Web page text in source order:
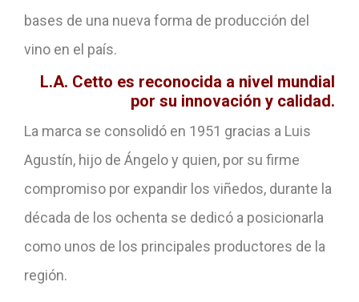
bases de una nueva forma de producción del
vino en el país.
L.A. Cetto es reconocida a nivel mundial
por su innovación y calidad.
La marca se consolidó en 1951 gracias a Luis
Agustín, hijo de Ángelo y quien, por su firme
compromiso por expandir los viñedos, durante la
década de los ochenta se dedicó a posicionarla
como unos de los principales productores de la
región.